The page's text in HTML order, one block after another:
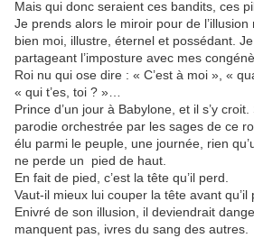
Mais qui donc seraient ces bandits, ces
Je prends alors le miroir pour de l’illusion
bien moi, illustre, éternel et possédant.
partageant l’imposture avec mes
Roi nu qui ose dire : « C’est à moi », «
« qui t’es, toi ? »…
Prince d’un jour à Babylone, et il s’y
parodie orchestrée par les sages de ce
élu parmi le peuple, une journée, rien
ne perde un
pied de haut.
En fait de pied, c’est la tête qu’il perd.
Vaut-il mieux lui couper la tête avant
Enivré de son illusion, il deviendrait
manquent pas, ivres du sang des autres.